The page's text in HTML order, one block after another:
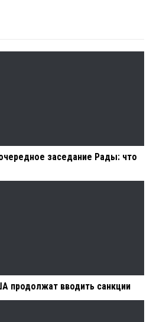
заседание Рады: что
продолжат вводить санкции